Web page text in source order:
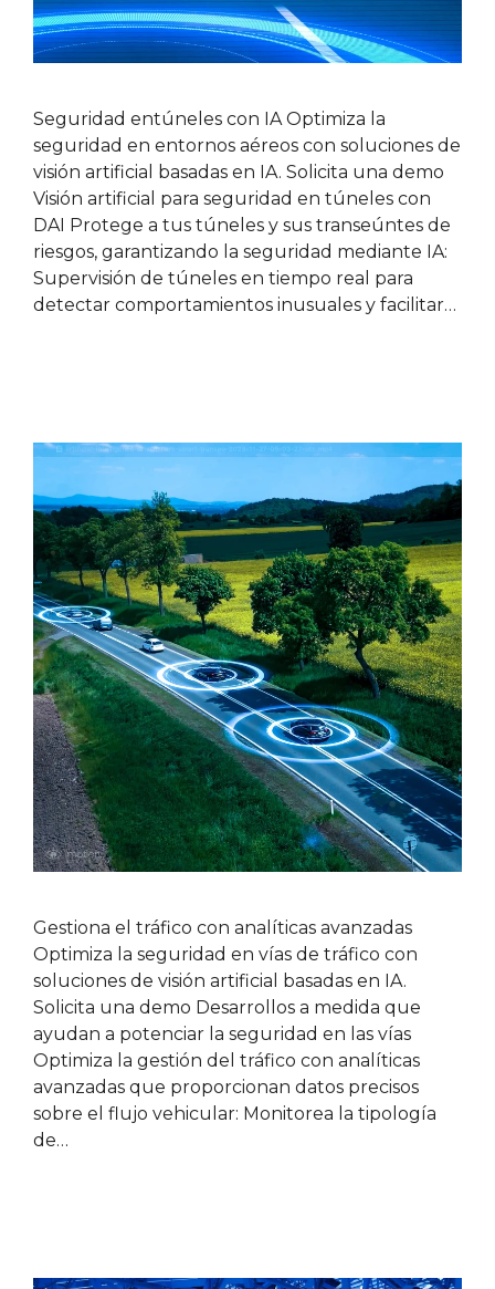
Seguridad entúneles con IA Optimiza la
seguridad en entornos aéreos con soluciones de
visión artificial basadas en IA. Solicita una demo
Visión artificial para seguridad en túneles con
DAI Protege a tus túneles y sus transeúntes de
riesgos, garantizando la seguridad mediante IA:
Supervisión de túneles en tiempo real para
detectar comportamientos inusuales y facilitar…
Gestiona el tráfico con analíticas avanzadas
Optimiza la seguridad en vías de tráfico con
soluciones de visión artificial basadas en IA.
Solicita una demo Desarrollos a medida que
ayudan a potenciar la seguridad en las vías
Optimiza la gestión del tráfico con analíticas
avanzadas que proporcionan datos precisos
sobre el flujo vehicular: Monitorea la tipología
de…